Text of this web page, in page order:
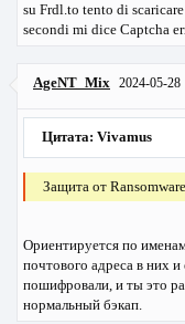
su Frdl.to tento di
secondi mi dice Captcha
AgeNT_Mix 2024-05-28
Цитата: Vivamus
Защита от
Ориентируется по
почтового адреса в них
пошифровали, и ты это
нормальный бэкап.